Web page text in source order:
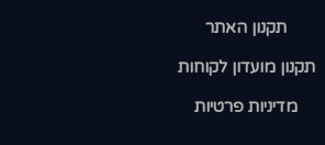
תקנון האתר
תקנון מועדון לקוחות
מדיניות פרטיות